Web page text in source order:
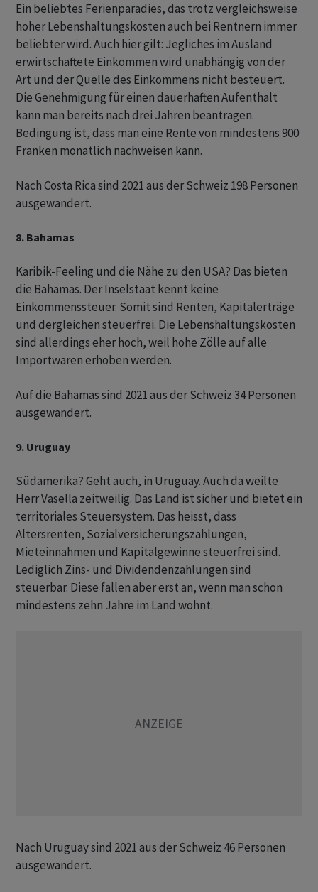
Ein beliebtes Ferienparadies, das trotz vergleichsweise
hoher Lebenshaltungskosten auch bei Rentnern immer
beliebter wird. Auch hier gilt: Jegliches im Ausland
erwirtschaftete Einkommen wird unabhängig von der
Art und der Quelle des Einkommens nicht besteuert.
Die Genehmigung für einen dauerhaften Aufenthalt
kann man bereits nach drei Jahren beantragen.
Bedingung ist, dass man eine Rente von mindestens 900
Franken monatlich nachweisen kann.
Nach Costa Rica sind 2021 aus der Schweiz 198 Personen
ausgewandert.
8. Bahamas
Karibik-Feeling und die Nähe zu den USA? Das bieten
die Bahamas. Der Inselstaat kennt keine
Einkommenssteuer. Somit sind Renten, Kapitalerträge
und dergleichen steuerfrei. Die Lebenshaltungskosten
sind allerdings eher hoch, weil hohe Zölle auf alle
Importwaren erhoben werden.
Auf die Bahamas sind 2021 aus der Schweiz 34 Personen
ausgewandert.
9. Uruguay
Südamerika? Geht auch, in Uruguay. Auch da weilte
Herr Vasella zeitweilig. Das Land ist sicher und bietet ein
territoriales Steuersystem. Das heisst, dass
Altersrenten, Sozialversicherungszahlungen,
Mieteinnahmen und Kapitalgewinne steuerfrei sind.
Lediglich Zins- und Dividendenzahlungen sind
steuerbar. Diese fallen aber erst an, wenn man schon
mindestens zehn Jahre im Land wohnt.
Nach Uruguay sind 2021 aus der Schweiz 46 Personen
ausgewandert.